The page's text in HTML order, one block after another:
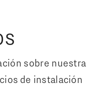
sobre nuestra
de instalación